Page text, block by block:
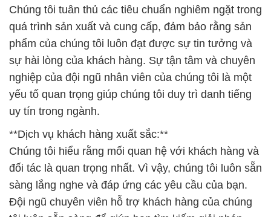
Chúng tôi tuân thủ các tiêu chuẩn nghiêm ngặt trong
quá trình sản xuất và cung cấp, đảm bảo rằng sản
phẩm của chúng tôi luôn đạt được sự tin tưởng và
sự hài lòng của khách hàng. Sự tận tâm và chuyên
nghiệp của đội ngũ nhân viên của chúng tôi là một
yếu tố quan trọng giúp chúng tôi duy trì danh tiếng
uy tín trong ngành.
**Dịch vụ khách hàng xuất sắc:**
Chúng tôi hiểu rằng mối quan hệ với khách hàng và
đối tác là quan trọng nhất. Vì vậy, chúng tôi luôn sẵn
sàng lắng nghe và đáp ứng các yêu cầu của bạn.
Đội ngũ chuyên viên hỗ trợ khách hàng của chúng